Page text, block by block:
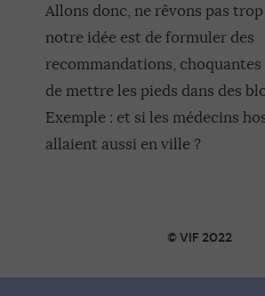
Allons donc, ne rêvons pas trop
notre idée est de formuler des
recommandations,
de mettre les pieds dans des
Exemple : et si les médecins
allaient aussi en ville ?
© VIF 2022
SOUTENIR VIF